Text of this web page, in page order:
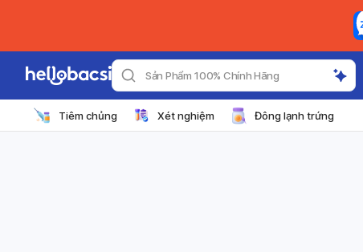
Sản Phẩm 100% Chính Hãng
Tiêm chủng Xét nghiệm Đông lạnh trứng